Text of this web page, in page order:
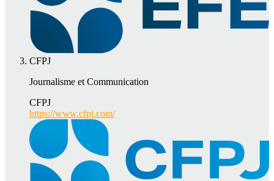
CFPJ
Journalisme et Communication
CFPJ
https://www.cfpj.com/